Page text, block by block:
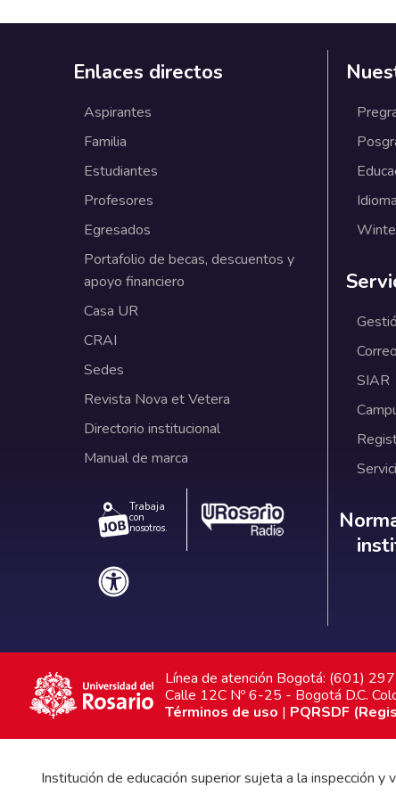
Enlaces directos
Aspirantes
Familia
Estudiantes
Profesores
Egresados
Portafolio de becas, descuentos y
apoyo financiero
Casa UR
CRAI
Sedes
Revista Nova et Vetera
Directorio institucional
Manual de marca
Trabaja
con
nosotros.
SIAR
Línea de atención Bogotá: (601)
Calle 12C Nº 6-25 - Bogotá D.C.
Términos de uso | PQRSDF
Institución de educación superior sujeta a la inspección